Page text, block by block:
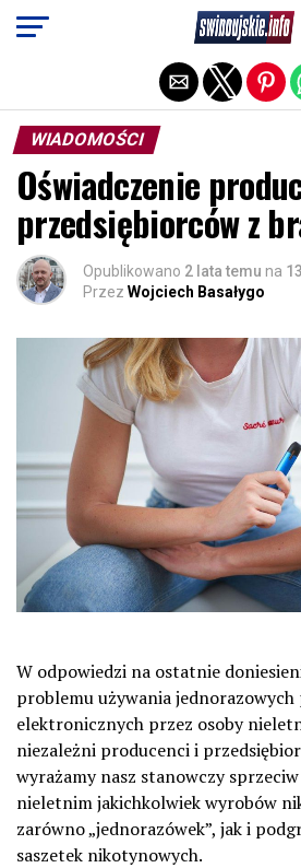
WIADOMOŚCI
Oświadczenie
przedsiębiorców z
Opublikowano 2 lata temu na
Przez Wojciech Basałygo
W odpowiedzi na ostatnie
problemu używania jednorazowych
elektronicznych przez osoby
niezależni producenci i
wyrażamy nasz stanowczy
nieletnim jakichkolwiek wyrobów
zarówno „jednorazówek”, jak i
saszetek nikotynowych.
Exit mobile